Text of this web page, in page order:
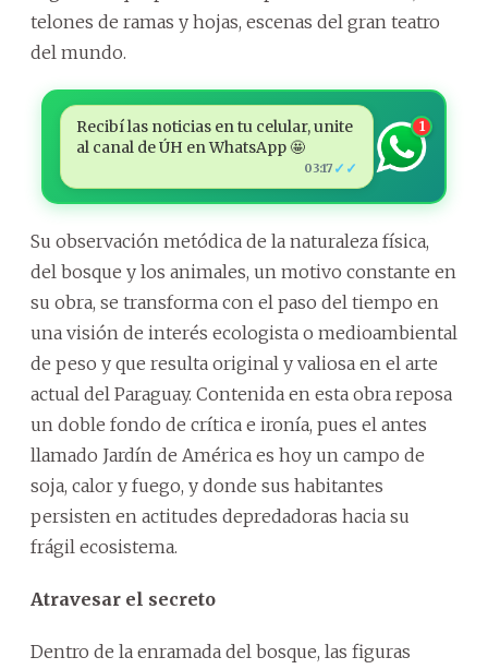
telones de ramas y hojas, escenas del gran teatro
del mundo.
Recibí las noticias en tu celular, unite
al canal de ÚH en WhatsApp 🤩
03:17 ✓✓
1
Su observación metódica de la naturaleza física,
del bosque y los animales, un motivo constante en
su obra, se transforma con el paso del tiempo en
una visión de interés ecologista o medioambiental
de peso y que resulta original y valiosa en el arte
actual del Paraguay. Contenida en esta obra reposa
un doble fondo de crítica e ironía, pues el antes
llamado Jardín de América es hoy un campo de
soja, calor y fuego, y donde sus habitantes
persisten en actitudes depredadoras hacia su
frágil ecosistema.
Atravesar el secreto
Dentro de la enramada del bosque, las figuras